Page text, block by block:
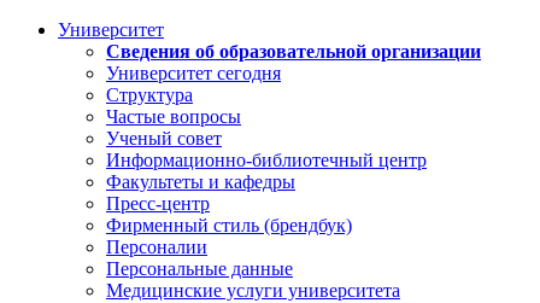
Университет
Сведения об образовательной организации
Университет сегодня
Структура
Частые вопросы
Ученый совет
Информационно-библиотечный центр
Факультеты и кафедры
Пресс-центр
Фирменный стиль (брендбук)
Персоналии
Персональные данные
Медицинские услуги университета